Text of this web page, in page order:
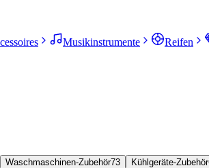
Musikinstrumente Reifen
Waschmaschinen-Zubehör73 Kühlgeräte-Zubehör